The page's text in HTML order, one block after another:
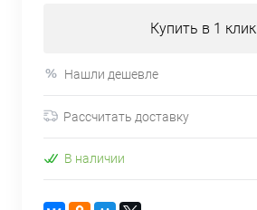
Купить в 1 клик
Нашли дешевле
Рассчитать доставку
В наличии